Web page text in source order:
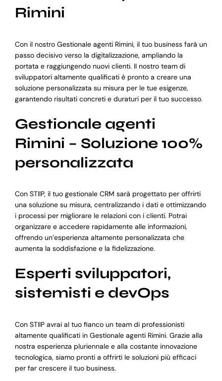
Rimini
Con il nostro Gestionale agenti Rimini, il tuo business farà un
passo decisivo verso la digitalizzazione, ampliando la
portata e raggiungendo nuovi clienti. Il nostro team di
sviluppatori altamente qualificati è pronto a creare una
soluzione personalizzata su misura per le tue esigenze,
garantendo risultati concreti e duraturi per il tuo successo.
Gestionale agenti
Rimini – Soluzione 100%
personalizzata
Con STIIP, il tuo gestionale CRM sarà progettato per offrirti
una soluzione su misura, centralizzando i dati e ottimizzando
i processi per migliorare le relazioni con i clienti. Potrai
organizzare e accedere rapidamente alle informazioni,
offrendo un’esperienza altamente personalizzata che
aumenta la soddisfazione e la fidelizzazione.
Esperti sviluppatori,
sistemisti e devOps
Con STIIP avrai al tuo fianco un team di professionisti
altamente qualificati in Gestionale agenti Rimini. Grazie alla
nostra esperienza pluriennale e alla costante innovazione
tecnologica, siamo pronti a offrirti le soluzioni più efficaci
per far crescere il tuo business.